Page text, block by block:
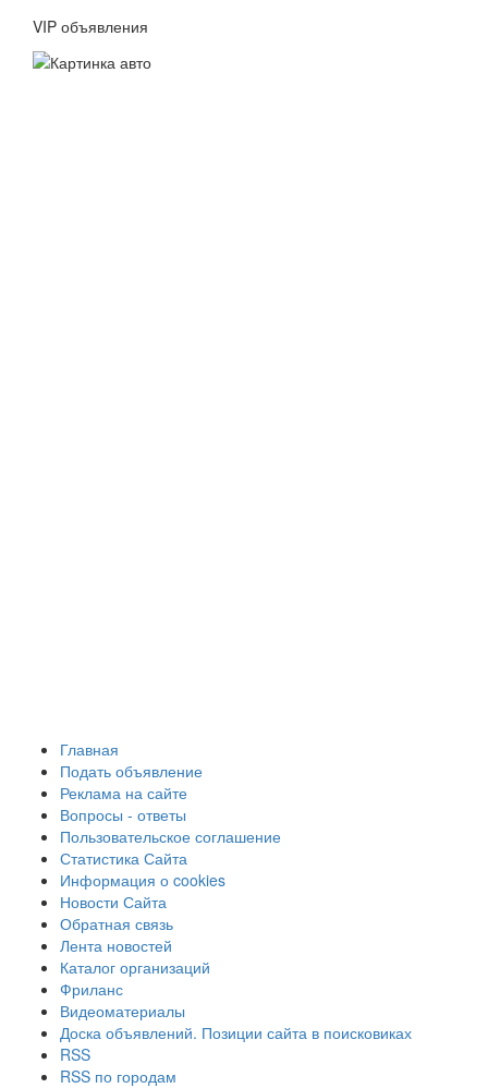
VIP объявления
Главная
Подать объявление
Реклама на сайте
Вопросы - ответы
Пользовательское соглашение
Статистика Сайта
Информация о cookies
Новости Сайта
Обратная связь
Лента новостей
Каталог организаций
Фриланс
Видеоматериалы
Доска объявлений. Позиции сайта в поисковиках
RSS
RSS по городам